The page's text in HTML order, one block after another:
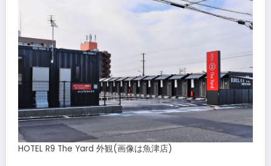
HOTEL R9 The Yard 外観(画像は魚津店)